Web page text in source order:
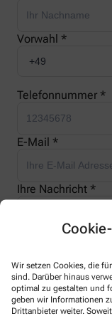
Wir setzen Cookies, die
sind. Darüber hinaus
optimal zu gestalten und
geben wir Informationen
Drittanbieter weiter.
Vorwahl *
Telefonnummer *
E-Mail *
Ihre Nachricht *
* Bitte füllen Sie die